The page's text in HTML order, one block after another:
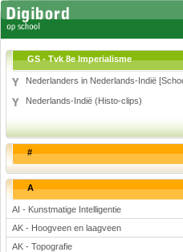
Aardrijkskunde
Biologie
Engels
Frans, Duits, Chinees, Spaans
Geschiedenis
Handvaardigheid en Tekenen
GS - Tvk 8e Imperialisme
Nederlanders in Nederlands-Indië
Nederlands-Indië (Histo-clips)
#
A
AI - Kunstmatige Intelligentie
AK - Hoogveen en laagveen
AK - Topografie